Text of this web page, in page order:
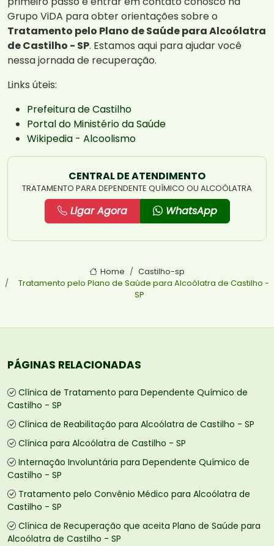
Grupo ViDA para obter orientações sobre o
Tratamento pelo Plano de Saúde para Alcoólatra
de Castilho - SP. Estamos aqui para ajudar você
nessa jornada de recuperação.
Links úteis:
Prefeitura de Castilho
Portal do Ministério da Saúde
Wikipedia - Alcoolismo
CENTRAL DE ATENDIMENTO
TRATAMENTO PARA DEPENDENTE QUÍMICO OU ALCOÓLATRA
Ligar Agora WhatsApp
Home
Castilho-sp
Tratamento pelo Plano de Saúde para Alcoólatra de Castilho -
SP
PÁGINAS RELACIONADAS
Clínica de Tratamento para Dependente Químico de
Castilho - SP
Clínica de Reabilitação para Alcoólatra de Castilho - SP
Clínica para Alcoólatra de Castilho - SP
Internação Involuntária para Dependente Químico de
Castilho - SP
Tratamento pelo Convênio Médico para Alcoólatra de
Castilho - SP
Clínica de Recuperação que aceita Plano de Saúde para
Alcoólatra de Castilho - SP